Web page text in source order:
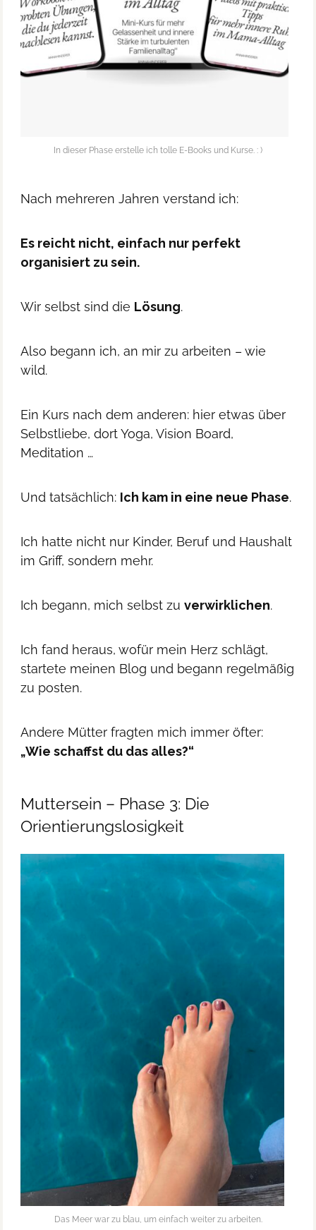
In dieser Phase erstelle ich tolle E-Books und Kurse. : )
Nach mehreren Jahren verstand ich:
Es reicht nicht, einfach nur perfekt
organisiert zu sein.
Wir selbst sind die Lösung.
Also begann ich, an mir zu arbeiten – wie
wild.
Ein Kurs nach dem anderen: hier etwas über
Selbstliebe, dort Yoga, Vision Board,
Meditation …
Und tatsächlich: Ich kam in eine neue Phase.
Ich hatte nicht nur Kinder, Beruf und Haushalt
im Griff, sondern mehr.
Ich begann, mich selbst zuverwirklichen.
Ich fand heraus, wofür mein Herz schlägt,
startete meinen Blog und begann regelmäßig
zu posten.
Andere Mütter fragten mich immer öfter:
„Wie schaffst du das alles?“
Muttersein – Phase 3: Die
Orientierungslosigkeit
Das Meer war zu blau, um einfach weiter zu arbeiten.